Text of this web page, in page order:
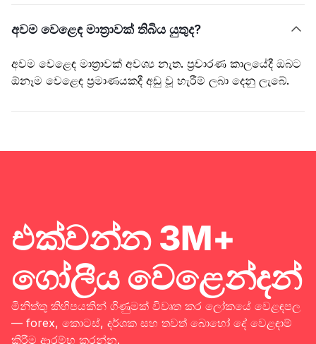
අවම වෙළෙඳ මාත්‍රාවක් තිබිය යුතුද? 
අවම වෙළෙඳ මාත්‍රාවක් අවශ්‍ය නැත. ප්‍රචාරණ කාලයේදී ඔබට
ඕනෑම වෙළෙඳ ප්‍රමාණයකදී අඩු වූ හැරීම් ලබා දෙනු ලැබේ.
එක්වන්න 3M+
ගෝලීය වෙළෙන්දන්
මිනිත්තු කිහිපයකින් ගිණුමක් විවෘත කර ලෝකයේ වෙළඳපල
— forex, කොටස්, දර්ශක සහ තවත් බොහෝ දේ වෙළඳාම්
කිරීම ආරම්භ කරන්න.